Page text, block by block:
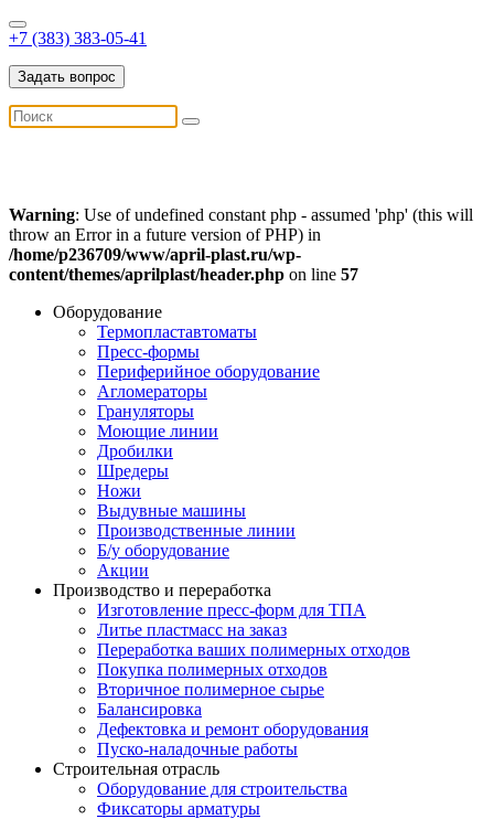
+7 (383) 383-05-41
Задать вопрос
Warning: Use of undefined constant php - assumed 'php' (this will
throw an Error in a future version of PHP) in
/home/p236709/www/april-plast.ru/wp-
content/themes/aprilplast/header.php on line 57
Оборудование
Термопластавтоматы
Пресс-формы
Периферийное оборудование
Агломераторы
Грануляторы
Моющие линии
Дробилки
Шредеры
Ножи
Выдувные машины
Производственные линии
Б/у оборудование
Акции
Производство и переработка
Изготовление пресс-форм для ТПА
Литье пластмасс на заказ
Переработка ваших полимерных отходов
Покупка полимерных отходов
Вторичное полимерное сырье
Балансировка
Дефектовка и ремонт оборудования
Пуско-наладочные работы
Строительная отрасль
Оборудование для строительства
Фиксаторы арматуры